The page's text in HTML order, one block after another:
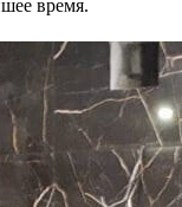
время.